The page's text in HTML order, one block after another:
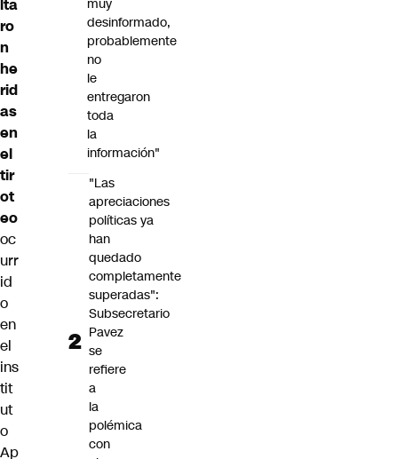
lta
ro
n
he
rid
as
en
el
tir
ot
eo
oc
urr
id
o
en
el
ins
tit
ut
o
Ap
muy
desinformado,
probablemente
no
le
entregaron
toda
la
información"
"Las
apreciaciones
políticas ya
han
quedado
completamente
superadas":
Subsecretario
Pavez
se
refiere
a
la
polémica
con